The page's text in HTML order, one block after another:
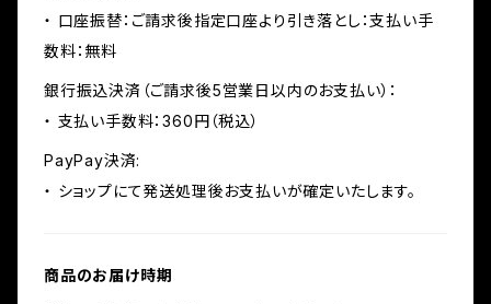
・ 口座振替：ご請求後指定口座より引き落とし：支払い手
数料：無料
銀行振込決済（ご請求後5営業日以内のお支払い）：
・ 支払い手数料：360円（税込）
PayPay決済:
・ ショップにて発送処理後お支払いが確定いたします。
商品のお届け時期